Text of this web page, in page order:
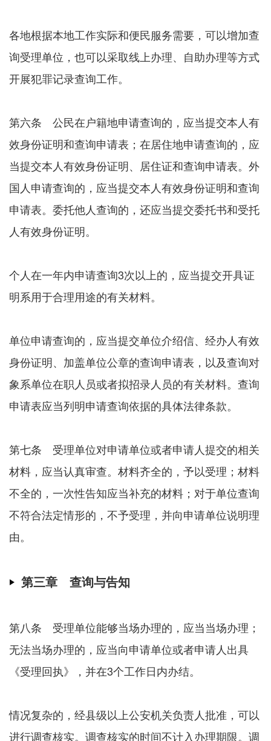
各地根据本地工作实际和便民服务需要，可以增加查
询受理单位，也可以采取线上办理、自助办理等方式
开展犯罪记录查询工作。
第六条 公民在户籍地申请查询的，应当提交本人有
效身份证明和查询申请表；在居住地申请查询的，应
当提交本人有效身份证明、居住证和查询申请表。外
国人申请查询的，应当提交本人有效身份证明和查询
申请表。委托他人查询的，还应当提交委托书和受托
人有效身份证明。
个人在一年内申请查询3次以上的，应当提交开具证
明系用于合理用途的有关材料。
单位申请查询的，应当提交单位介绍信、经办人有效
身份证明、加盖单位公章的查询申请表，以及查询对
象系单位在职人员或者拟招录人员的有关材料。查询
申请表应当列明申请查询依据的具体法律条款。
第七条 受理单位对申请单位或者申请人提交的相关
材料，应当认真审查。材料齐全的，予以受理；材料
不全的，一次性告知应当补充的材料；对于单位查询
不符合法定情形的，不予受理，并向申请单位说明理
由。
第三章 查询与告知
第八条 受理单位能够当场办理的，应当当场办理；
无法当场办理的，应当向申请单位或者申请人出具
《受理回执》，并在3个工作日内办结。
情况复杂的，经县级以上公安机关负责人批准，可以
进行调查核实。调查核实的时间不计入办理期限。调